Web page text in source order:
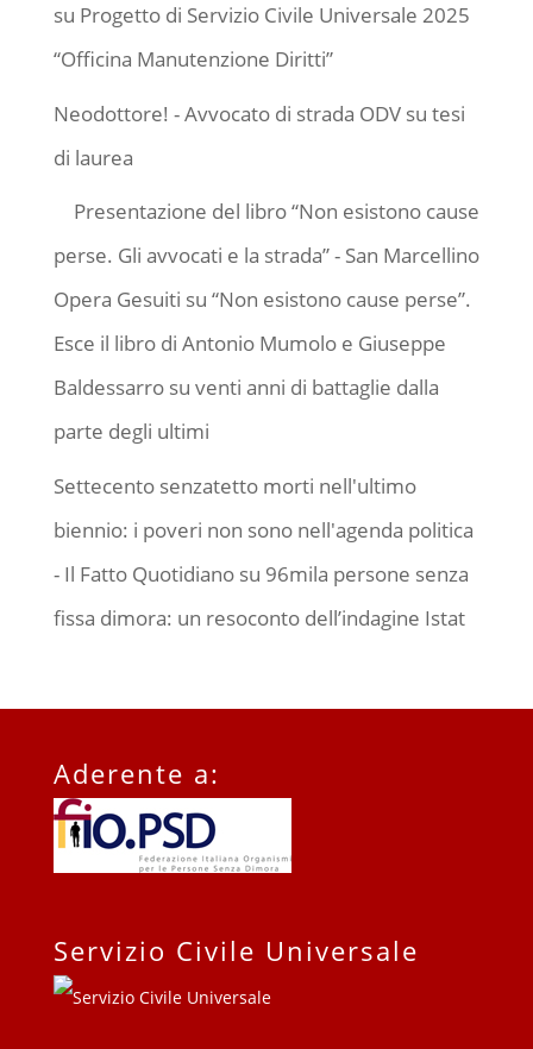
su Progetto di Servizio Civile Universale 2025
“Officina Manutenzione Diritti”
Neodottore! - Avvocato di strada ODVsu tesi
di laurea
Presentazione del libro “Non esistono cause
perse. Gli avvocati e la strada” - San Marcellino
Opera Gesuiti su “Non esistono cause perse”.
Esce il libro di Antonio Mumolo e Giuseppe
Baldessarro su venti anni di battaglie dalla
parte degli ultimi
Settecento senzatetto morti nell'ultimo
biennio: i poveri non sono nell'agenda politica
- Il Fatto Quotidianosu 96mila persone senza
fissa dimora: un resoconto dell’indagine Istat
Aderente a:
Servizio Civile Universale